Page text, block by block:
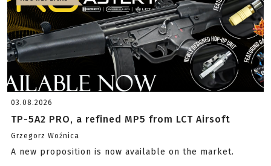
03.08.2026
TP-5A2 PRO, a refined MP5 from LCT Airsoft
Grzegorz Woźnica
A new proposition is now available on the market.